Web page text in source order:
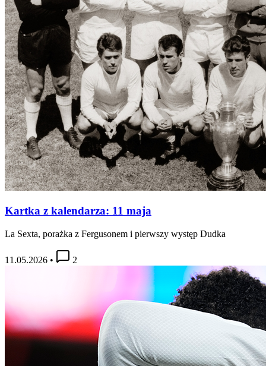
Kartka z kalendarza: 11 maja
La Sexta, porażka z Fergusonem i pierwszy występ Dudka
11.05.2026 • 2